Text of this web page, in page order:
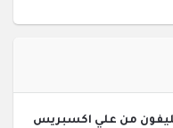
تليفون من علي اكسبريس